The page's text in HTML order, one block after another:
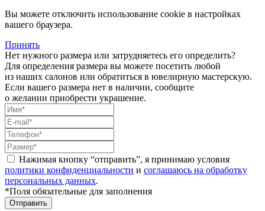
Вы можете отключить использование cookie в настройках
вашего браузера.
Принять
Нет нужного размера или затрудняетесь его определить?
Для определения размера вы можете посетить любой
из наших салонов или обратиться в ювелирную мастерскую.
Если вашего размера нет в наличии, сообщите
о желании приобрести украшение.
Нажимая кнопку “отправить”, я принимаю условия
политики конфиденциальности и соглашаюсь на обработку
персональных данных.
*Поля обязательные для заполнения
Отправить